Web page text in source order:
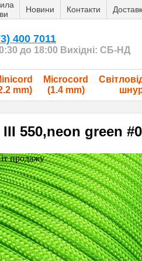
Новини Контакти
400 7011
до 18:00 Вихідні: СБ-НД
mm)
Microcord
(1.4 mm)
550,neon green